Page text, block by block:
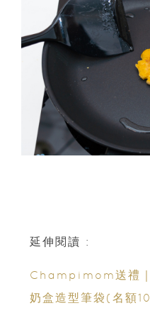
延伸閱讀 :
Champimom送禮
奶盒造型筆袋(名額